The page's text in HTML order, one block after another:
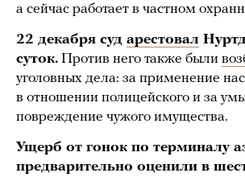
а сейчас работает в частном
22 декабря суд арестовал
суток. Против него также были
уголовных дела: за применение
в отношении полицейского и за
повреждение чужого имущества.
Ущерб от гонок по терминалу
предварительно оценили в